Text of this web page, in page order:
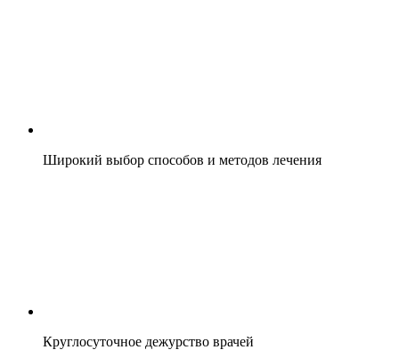
Широкий выбор способов и методов лечения
Круглосуточное дежурство врачей